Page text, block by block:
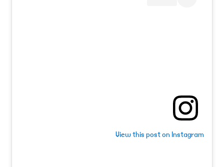
View this post on Instagram